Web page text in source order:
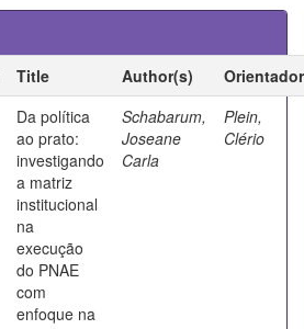
Title Author(s)
Orientador
Da política
ao prato:
investigando
a matriz
institucional
na
execução
do PNAE
com
enfoque na
Schabarum,
Joseane
Carla
Plein,
Clério